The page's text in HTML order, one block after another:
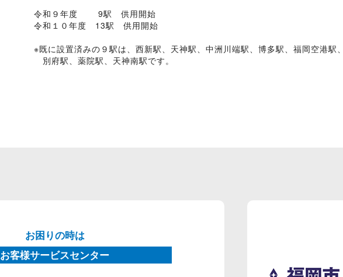
令和９年度 9駅 供用開始
令和１０年度 13駅 供用開始
※既に設置済みの９駅は、西新駅、天神駅、中洲川端駅、博多駅、福岡空港駅
別府駅、薬院駅、天神南駅です。
お困りの時は
お客様サービスセンター